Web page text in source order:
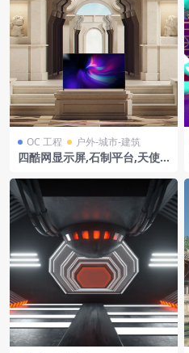
OC 工程 户外-城市-建筑
四酷网显示屏,石制平台,天使